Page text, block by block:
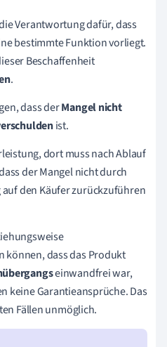
Verantwortung dafür, dass
bestimmte Funktion vorliegt.
Beschaffenheit
.
dass derMangel nicht
ist.
dort muss nach Ablauf
der Mangel nicht durch
den Käufer zurückzuführen
können, dass das Produkt
einwandfrei war,
keine Garantieansprüche. Das
Fällen unmöglich.